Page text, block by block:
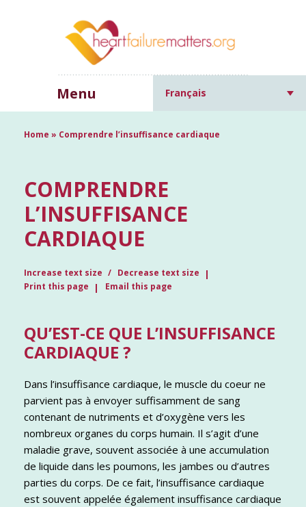
Menu Français
Home » Comprendre l’insuffisance cardiaque
COMPRENDRE
L’INSUFFISANCE
CARDIAQUE
Increase text size
Decrease text size
Print this page
Email this page
QU’EST-CE QUE L’INSUFFISANCE
CARDIAQUE ?
Dans l’insuffisance cardiaque, le muscle du coeur ne
parvient pas à envoyer suffisamment de sang
contenant de nutriments et d’oxygène vers les
nombreux organes du corps humain. Il s’agit d’une
maladie grave, souvent associée à une accumulation
de liquide dans les poumons, les jambes ou d’autres
parties du corps. De ce fait, l’insuffisance cardiaque
est souvent appelée également insuffisance cardiaque